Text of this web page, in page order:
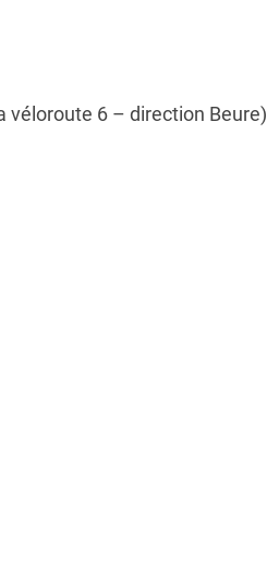
véloroute 6 – direction Beure)